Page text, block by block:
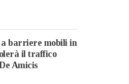
barriere mobili in
il traffico
Amicis